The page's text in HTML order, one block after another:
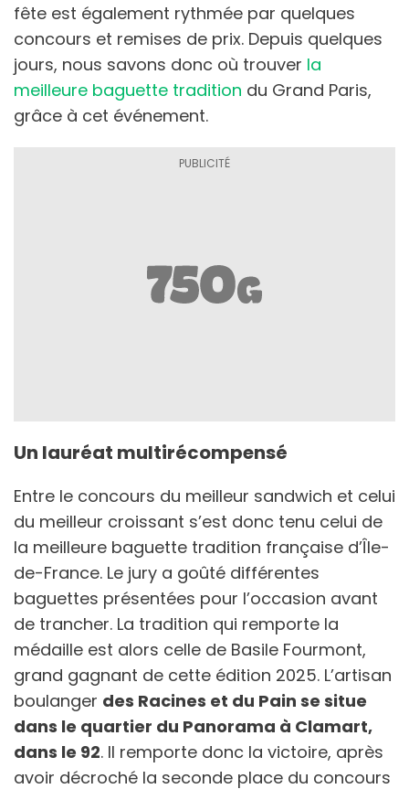
fête est également rythmée par quelques
concours et remises de prix. Depuis quelques
jours, nous savons donc où trouver la
meilleure baguette tradition du Grand Paris,
grâce à cet événement.
Un lauréat multirécompensé
Entre le concours du meilleur sandwich et celui
du meilleur croissant s’est donc tenu celui de
la meilleure baguette tradition française d’Île-
de-France. Le jury a goûté différentes
baguettes présentées pour l’occasion avant
de trancher. La tradition qui remporte la
médaille est alors celle de Basile Fourmont,
grand gagnant de cette édition 2025. L’artisan
boulanger des Racines et du Pain se situe
dans le quartier du Panorama à Clamart,
dans le 92. Il remporte donc la victoire, après
avoir décroché la seconde place du concours